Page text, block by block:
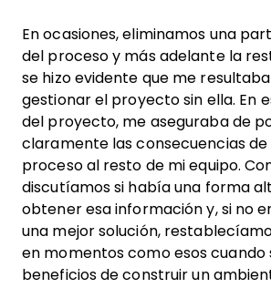
En ocasiones, eliminamos una
del proceso y más adelante la
se hizo evidente que me
gestionar el proyecto sin ella. En
del proyecto, me aseguraba de
claramente las consecuencias de
proceso al resto de mi equipo.
discutíamos si había una forma
obtener esa información y, si no
una mejor solución,
en momentos como esos cuando
beneficios de construir un